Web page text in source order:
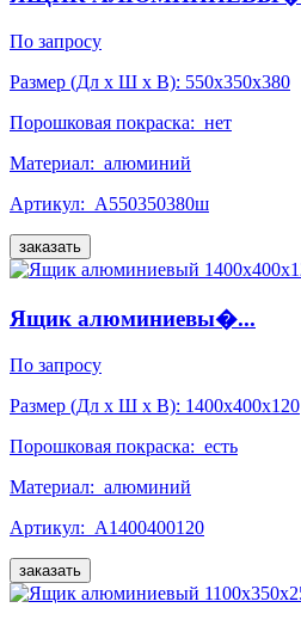
По запросу
Размер (Дл x Ш x В): 550x350x380
Порошковая покраска: нет
Материал: алюминий
Артикул: А550350380ш
заказать
Ящик алюминиевы�...
По запросу
Размер (Дл x Ш x В): 1400x400x120
Порошковая покраска: есть
Материал: алюминий
Артикул: А1400400120
заказать